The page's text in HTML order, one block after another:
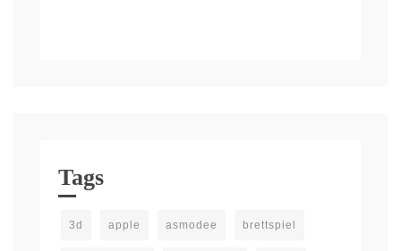
Tags
3d apple asmodee brettspiel